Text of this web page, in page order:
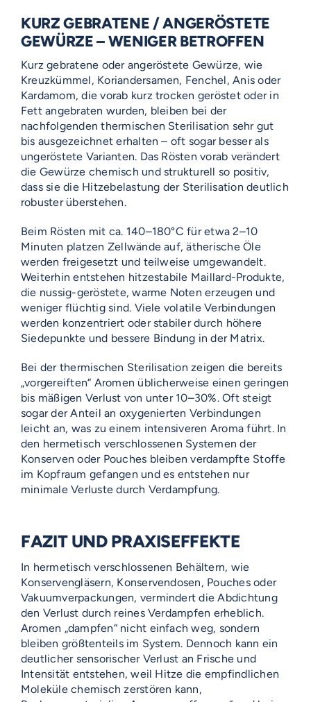
KURZ GEBRATENE / ANGERÖSTETE
GEWÜRZE – WENIGER BETROFFEN
Kurz gebratene oder angeröstete Gewürze, wie
Kreuzkümmel, Koriandersamen, Fenchel, Anis oder
Kardamom, die vorab kurz trocken geröstet oder in
Fett angebraten wurden, bleiben bei der
nachfolgenden thermischen Sterilisation sehr gut
bis ausgezeichnet erhalten – oft sogar besser als
ungeröstete Varianten. Das Rösten vorab verändert
die Gewürze chemisch und strukturell so positiv,
dass sie die Hitzebelastung der Sterilisation deutlich
robuster überstehen.
Beim Rösten mit ca. 140–180°C für etwa 2–10
Minuten platzen Zellwände auf, ätherische Öle
werden freigesetzt und teilweise umgewandelt.
Weiterhin entstehen hitzestabile Maillard-Produkte,
die nussig-geröstete, warme Noten erzeugen und
weniger flüchtig sind. Viele volatile Verbindungen
werden konzentriert oder stabiler durch höhere
Siedepunkte und bessere Bindung in der Matrix.
Bei der thermischen Sterilisation zeigen die bereits
„vorgereiften“ Aromen üblicherweise einen geringen
bis mäßigen Verlust von unter 10–30%. Oft steigt
sogar der Anteil an oxygenierten Verbindungen
leicht an, was zu einem intensiveren Aroma führt. In
den hermetisch verschlossenen Systemen der
Konserven oder Pouches bleiben verdampfte Stoffe
im Kopfraum gefangen und es entstehen nur
minimale Verluste durch Verdampfung.
FAZIT UND PRAXISEFFEKTE
In hermetisch verschlossenen Behältern, wie
Konservengläsern, Konservendosen, Pouches oder
Vakuumverpackungen, vermindert die Abdichtung
den Verlust durch reines Verdampfen erheblich.
Aromen „dampfen“ nicht einfach weg, sondern
bleiben größtenteils im System. Dennoch kann ein
deutlicher sensorischer Verlust an Frische und
Intensität entstehen, weil Hitze die empfindlichen
Moleküle chemisch zerstören kann,